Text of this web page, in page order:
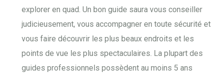
explorer en quad. Un bon guide saura vous conseiller
judicieusement, vous accompagner en toute sécurité et
vous faire découvrir les plus beaux endroits et les
points de vue les plus spectaculaires. La plupart des
guides professionnels possèdent au moins 5 ans